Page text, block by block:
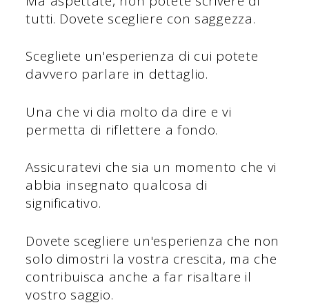
tutti. Dovete scegliere con saggezza.
Scegliete un'esperienza di cui potete
davvero parlare in dettaglio.
Una che vi dia molto da dire e vi
permetta di riflettere a fondo.
Assicuratevi che sia un momento che vi
abbia insegnato qualcosa di
significativo.
Dovete scegliere un'esperienza che non
solo dimostri la vostra crescita, ma che
contribuisca anche a far risaltare il
vostro saggio.